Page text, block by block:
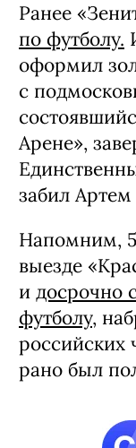
Ранее
по футболу.
оформил
с
Арене»,
забил
Напомним,
выезде
и досрочно
футболу,
российских
рано был